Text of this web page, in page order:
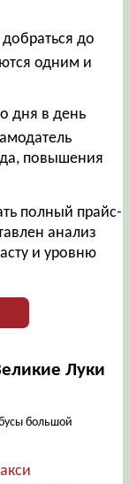
до
одним и
дня в день
повышения
полный прайс-
анализ
и уровню
Луки
большой